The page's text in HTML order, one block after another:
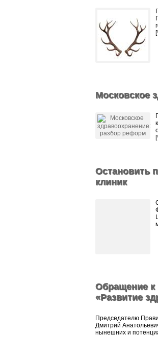
[
Московское
[
Остановить
клиник
Обращение к
«Развитие
Председателю
Дмитрий
нынешних и